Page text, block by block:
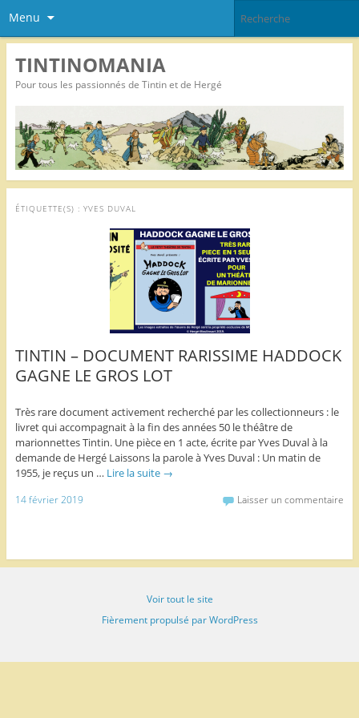
Menu
TINTINOMANIA
Pour tous les passionnés de Tintin et de Hergé
ÉTIQUETTE(S) : YVES DUVAL
TINTIN – DOCUMENT RARISSIME HADDOCK
GAGNE LE GROS LOT
Très rare document activement recherché par les collectionneurs : le
livret qui accompagnait à la fin des années 50 le théâtre de
marionnettes Tintin. Une pièce en 1 acte, écrite par Yves Duval à la
demande de Hergé Laissons la parole à Yves Duval : Un matin de
1955, je reçus un … Lire la suite →
14 février 2019 Laisser un commentaire
Voir tout le site
Fièrement propulsé par WordPress